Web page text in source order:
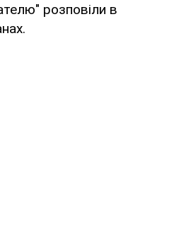
розповіли в